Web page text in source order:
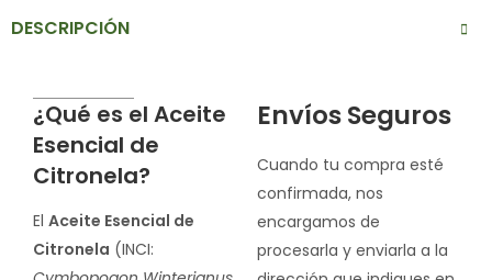
DESCRIPCIÓN
¿Qué es el Aceite
Esencial de
Citronela?
El Aceite Esencial de
Citronela (INCI:
Envíos Seguros
Cuando tu compra esté
confirmada, nos
encargamos de
procesarla y enviarla a la